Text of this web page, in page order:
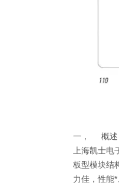
一， 概述
上海凯士
板型模块结
力佳，性能